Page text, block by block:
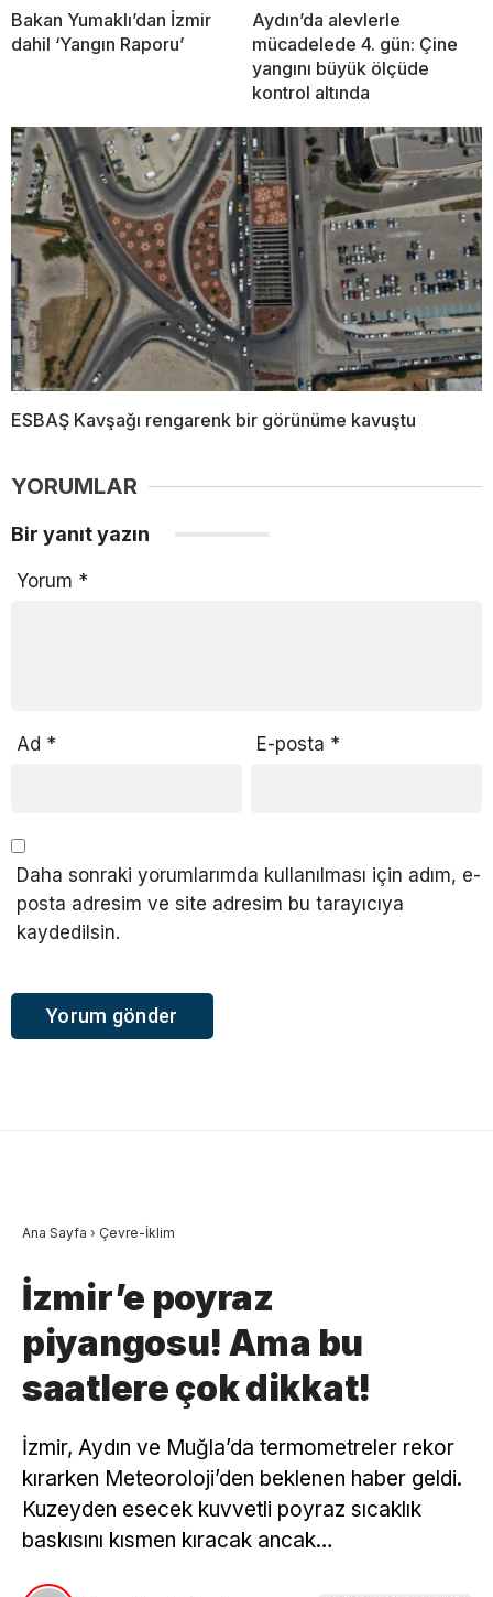
Bakan Yumaklı’dan İzmir
dahil ‘Yangın Raporu’
Aydın’da alevlerle
mücadelede 4. gün: Çine
yangını büyük ölçüde
kontrol altında
ESBAŞ Kavşağı rengarenk bir görünüme kavuştu
YORUMLAR
Bir yanıt yazın
Yorum *
Ad * E-posta *
Daha sonraki yorumlarımda kullanılması için adım, e-
posta adresim ve site adresim bu tarayıcıya
kaydedilsin.
Ana Sayfa › Çevre-İklim
İzmir’e poyraz
piyangosu! Ama bu
saatlere çok dikkat!
İzmir, Aydın ve Muğla’da termometreler rekor
kırarken Meteoroloji’den beklenen haber geldi.
Kuzeyden esecek kuvvetli poyraz sıcaklık
baskısını kısmen kıracak ancak…